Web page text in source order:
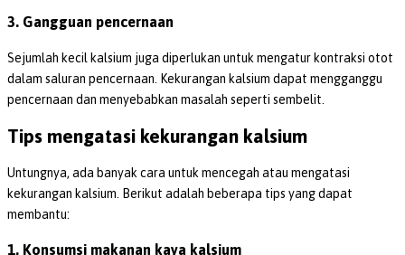
3. Gangguan pencernaan
Sejumlah kecil kalsium juga diperlukan untuk mengatur kontraksi otot
dalam saluran pencernaan. Kekurangan kalsium dapat mengganggu
pencernaan dan menyebabkan masalah seperti sembelit.
Tips mengatasi kekurangan kalsium
Untungnya, ada banyak cara untuk mencegah atau mengatasi
kekurangan kalsium. Berikut adalah beberapa tips yang dapat
membantu:
1. Konsumsi makanan kaya kalsium